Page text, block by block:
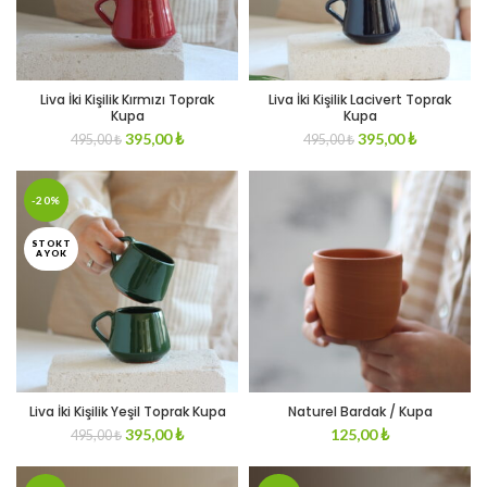
Liva İki Kişilik Kırmızı Toprak
Kupa
495,00₺ Original
was:
495,00 ₺.
395,00₺Current
is:
395,00 ₺.
Liva İki Kişilik Lacivert Toprak
Kupa
495,00₺ Original
was:
495,00 ₺.
395,00₺Current
is:
395,00 ₺.
-20%
STOKT
A YOK
Liva İki Kişilik Yeşil Toprak Kupa
495,00₺ Original
was:
395,00₺Current
is:
Naturel Bardak / Kupa
125,00₺